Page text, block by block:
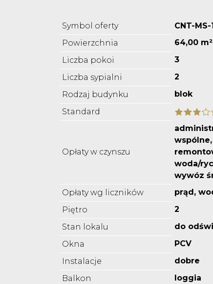
Symbol oferty
CNT-MS-
Powierzchnia
64,00 m²
Liczba pokoi
3
Liczba sypialni
2
Rodzaj budynku
blok
Standard
Opłaty w czynszu
woda/
wywóz
Opłaty wg liczników
prąd,
Piętro
2
Stan lokalu
do
Okna
PCV
Instalacje
dobre
Balkon
loggia